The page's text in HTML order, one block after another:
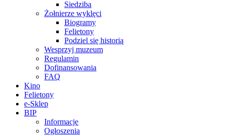
Siedziba
Żołnierze wyklęci
Biogramy
Felietony
Podziel się historią
Wesprzyj muzeum
Regulamin
Dofinansowania
FAQ
Kino
Felietony
e-Sklep
BIP
Informacje
Ogłoszenia